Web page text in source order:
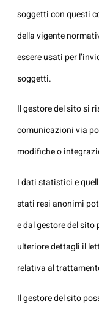
soggetti con questi
della vigente
essere usati per
soggetti.
Il gestore del sito si
comunicazioni via
modifiche o
I dati statistici e
stati resi anonimi
e dal gestore del
ulteriore dettagli il
relativa al
Il gestore del sito